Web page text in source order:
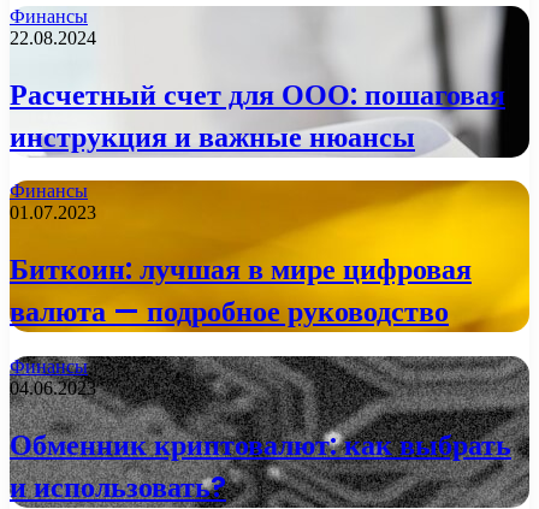
Финансы
22.08.2024
Расчетный счет для ООО: пошаговая
инструкция и важные нюансы
Финансы
01.07.2023
Биткоин: лучшая в мире цифровая
валюта — подробное руководство
Финансы
04.06.2023
Обменник криптовалют: как выбрать
и использовать?